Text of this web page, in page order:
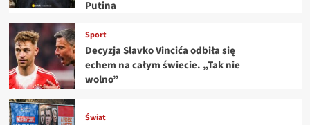
Putina
Sport
Decyzja Slavko Vincića odbiła się
echem na całym świecie. „Tak nie
wolno”
Świat